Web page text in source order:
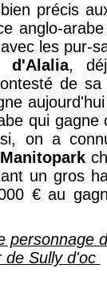
précis
anglo-
les pur-
d'Alalia,
de
qui
on a
Manitopark
un gros
€ au
personnage
de Sully d'oc